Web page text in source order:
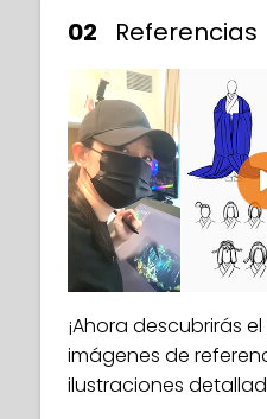
02 Referencias
¡Ahora descubrirás
imágenes de
ilustraciones